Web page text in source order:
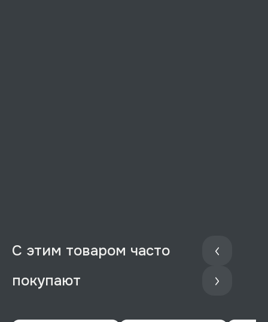
С этим товаром часто
покупают